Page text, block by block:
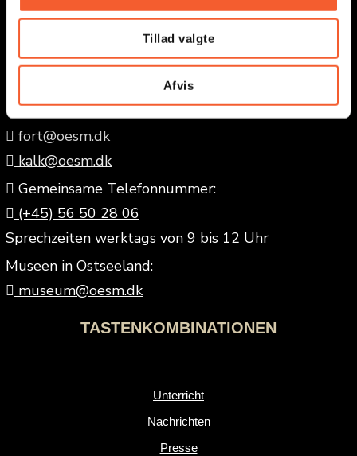
Tillad valgte
Afvis
KONTAKTIEREN SIE DIE MUSEEN
fort@oesm.dk
kalk@oesm.dk
Gemeinsame Telefonnummer:
(+45) 56 50 28 06
Sprechzeiten werktags von 9 bis 12 Uhr
Museen in Ostseeland:
museum@oesm.dk
TASTENKOMBINATIONEN
Unterricht
Nachrichten
Presse